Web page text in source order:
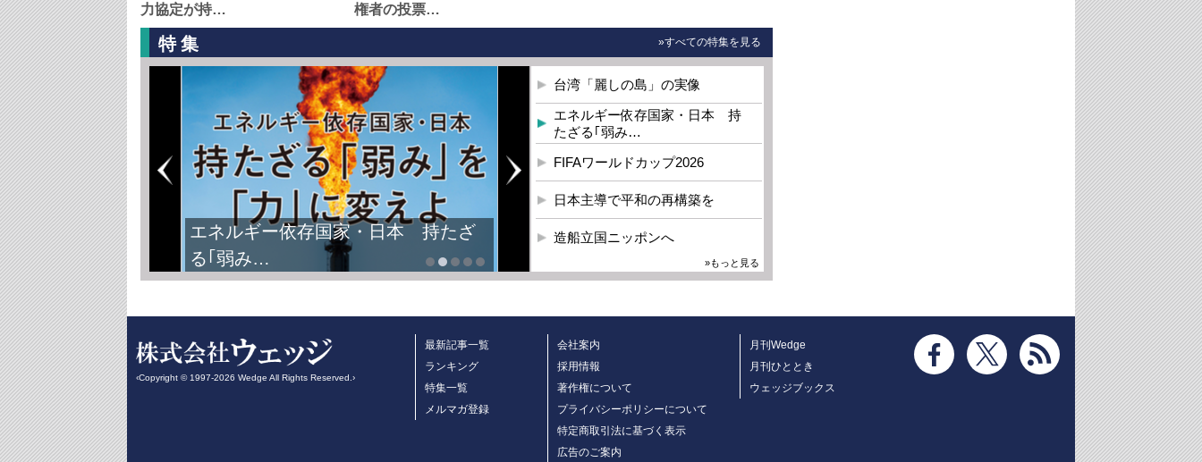
力協定が持…
権者の投票…
特集 »すべての特集を見る
エネルギー依存国家・日本 持たざ
る｢弱み…
台湾「麗しの島」の実像
エネルギー依存国家・日本 持
たざる｢弱み…
FIFAワールドカップ2026
日本主導で平和の再構築を
造船立国ニッポンへ
»もっと見る
‹Copyright © 1997-2026 Wedge All Rights Reserved.›
最新記事一覧
ランキング
特集一覧
メルマガ登録
会社案内
採用情報
著作権について
プライバシーポリシーについて
特定商取引法に基づく表示
広告のご案内
月刊Wedge
月刊ひととき
ウェッジブックス